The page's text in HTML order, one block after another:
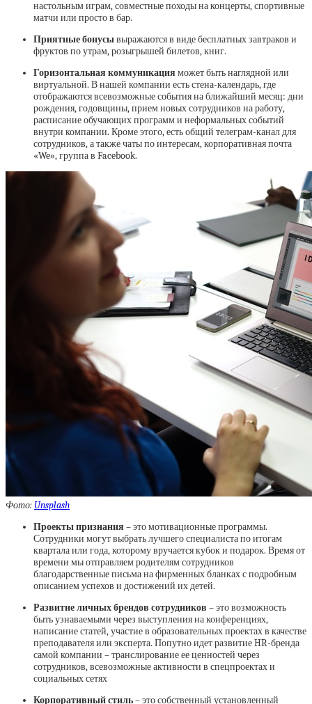
настольным играм, совместные походы на концерты, спортивные
матчи или просто в бар.
Приятные бонусывыражаются в виде бесплатных завтраков и
фруктов по утрам, розыгрышей билетов, книг.
Горизонтальная коммуникация может быть наглядной или
виртуальной. В нашей компании есть стена-календарь, где
отображаются всевозможные события на ближайший месяц: дни
рождения, годовщины, прием новых сотрудников на работу,
расписание обучающих программ и неформальных событий
внутри компании. Кроме этого, есть общий телеграм-канал для
сотрудников, а также чаты по интересам, корпоративная почта
«We», группа в Facebook.
Фото: Unsplash
Проекты признания – это мотивационные программы.
Сотрудники могут выбрать лучшего специалиста по итогам
квартала или года, которому вручается кубок и подарок. Время от
времени мы отправляем родителям сотрудников
благодарственные письма на фирменных бланках с подробным
описанием успехов и достижений их детей.
Развитие личных брендов сотрудников – это возможность
быть узнаваемыми через выступления на конференциях,
написание статей, участие в образовательных проектах в качестве
преподавателя или эксперта. Попутно идет развитие HR-бренда
самой компании – транслирование ее ценностей через
сотрудников, всевозможные активности в спецпроектах и
социальных сетях
Корпоративный стиль– это собственный установленный